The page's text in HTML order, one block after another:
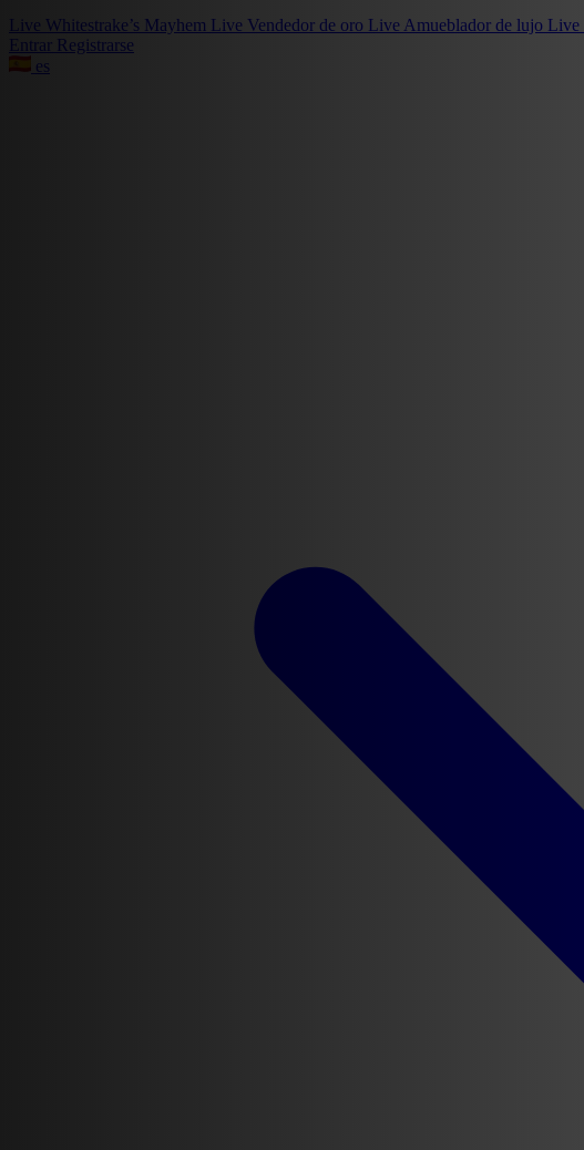
Live Whitestrake’s Mayhem Live Vendedor de oro Live Amueblador de lujo Live
Entrar Registrarse
es